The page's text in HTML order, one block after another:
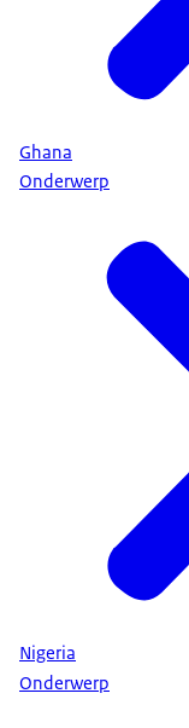
Ghana
Onderwerp
Nigeria
Onderwerp